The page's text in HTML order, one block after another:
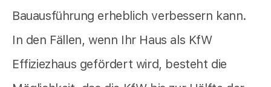
Bauausführung erheblich verbessern kann.
In den Fällen, wenn Ihr Haus als KfW
Effiziezhaus gefördert wird, besteht die